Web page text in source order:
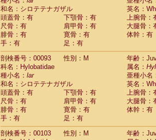
ScandentiaTupaia minor
和名：シロテテナガザル
英名：
頭蓋骨：有
下顎骨：有
上腕骨：
尺骨：有
肩甲骨：有
大腿骨：
腓骨：有
寛骨：有
体幹：有
手：有
足：有
剖検番号：00093
性別：M
年齢：
科名：Hylobatidae
属名：
種小名： lar
亜種小名
和名：シロテテナガザル
英名：
頭蓋骨：有
下顎骨：有
上腕骨：
尺骨：有
肩甲骨：有
大腿骨：
腓骨：有
寛骨：有
体幹：有
手：有
足：有
剖検番号：00103
性別：M
年齢：